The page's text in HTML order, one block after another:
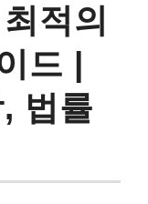
적의
드 |
법률